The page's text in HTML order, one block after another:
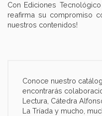
Con Ediciones
reafirma su compromiso
nuestros contenidos!
Conoce nuestro
encontrarás
Lectura, Cátedra
La Tríada y mucho,